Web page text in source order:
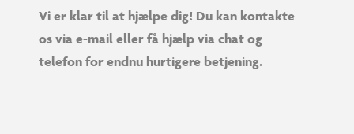
Vi er klar til at hjælpe dig! Du kan kontakte
os via e-mail eller få hjælp via chat og
telefon for endnu hurtigere betjening.